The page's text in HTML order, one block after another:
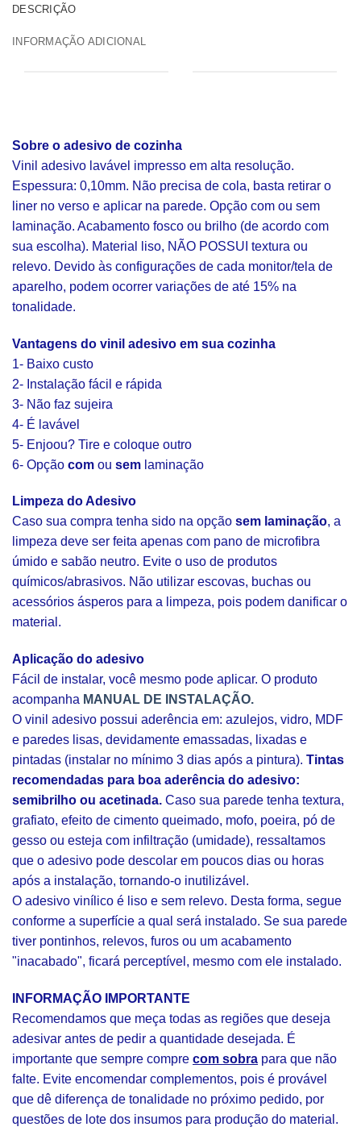
DESCRIÇÃO
INFORMAÇÃO ADICIONAL
Sobre o adesivo de cozinha
Vinil adesivo lavável impresso em alta resolução.
Espessura: 0,10mm. Não precisa de cola, basta retirar o
liner no verso e aplicar na parede. Opção com ou sem
laminação. Acabamento fosco ou brilho (de acordo com
sua escolha). Material liso, NÃO POSSUI textura ou
relevo. Devido às configurações de cada monitor/tela de
aparelho, podem ocorrer variações de até 15% na
tonalidade.
Vantagens do vinil adesivo em sua cozinha
1- Baixo custo
2- Instalação fácil e rápida
3- Não faz sujeira
4- É lavável
5- Enjoou? Tire e coloque outro
6- Opção com ou sem laminação
Limpeza do Adesivo
Caso sua compra tenha sido na opção sem laminação, a
limpeza deve ser feita apenas com pano de microfibra
úmido e sabão neutro. Evite o uso de produtos
químicos/abrasivos. Não utilizar escovas, buchas ou
acessórios ásperos para a limpeza, pois podem danificar o
material.
Aplicação do adesivo
Fácil de instalar, você mesmo pode aplicar. O produto
acompanha MANUAL DE INSTALAÇÃO.
O vinil adesivo possui aderência em: azulejos, vidro, MDF
e paredes lisas, devidamente emassadas, lixadas e
pintadas (instalar no mínimo 3 dias após a pintura). Tintas
recomendadas para boa aderência do adesivo:
semibrilho ou acetinada. Caso sua parede tenha textura,
grafiato, efeito de cimento queimado, mofo, poeira, pó de
gesso ou esteja com infiltração (umidade), ressaltamos
que o adesivo pode descolar em poucos dias ou horas
após a instalação, tornando-o inutilizável.
O adesivo vinílico é liso e sem relevo. Desta forma, segue
conforme a superfície a qual será instalado. Se sua parede
tiver pontinhos, relevos, furos ou um acabamento
"inacabado", ficará perceptível, mesmo com ele instalado.
INFORMAÇÃO IMPORTANTE
Recomendamos que meça todas as regiões que deseja
adesivar antes de pedir a quantidade desejada. É
importante que sempre compre com sobra para que não
falte. Evite encomendar complementos, pois é provável
que dê diferença de tonalidade no próximo pedido, por
questões de lote dos insumos para produção do material.